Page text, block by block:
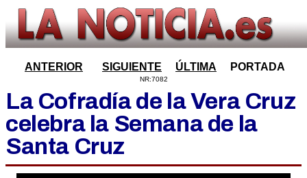
ANTERIOR SIGUIENTE ÚLTIMA PORTADA
NR:7082
La Cofradía de la Vera Cruz
celebra la Semana de la
Santa Cruz